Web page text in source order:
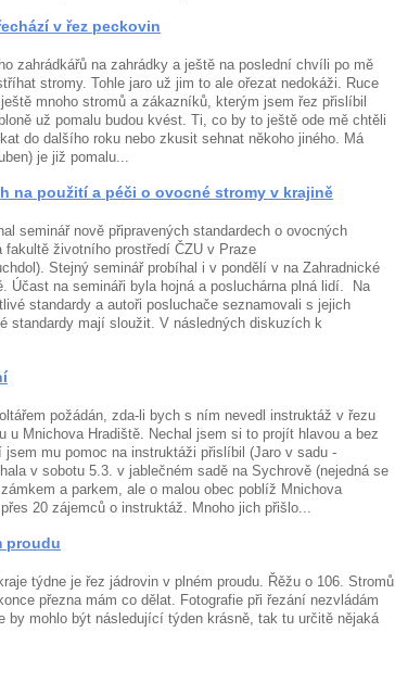
v řez peckovin
zahrádkářů na zahrádky a ještě na poslední chvíli po mě
stromy. Tohle jaro už jim to ale ořezat nedokáži. Ruce
mnoho stromů a zákazníků, kterým jsem řez přislíbil
už pomalu budou kvést. Ti, co by to ještě ode mě chtěli
do dalšího roku nebo zkusit sehnat někoho jiného. Má
je již pomalu...
na použití a péči o ovocné stromy v krajině
seminář nově připravených standardech o ovocných
fakultě životního prostředí ČZU v Praze
Stejný seminář probíhal i v pondělí v na Zahradnické
Účast na semináři byla hojná a posluchárna plná lidí. Na
standardy a autoři posluchače seznamovali s jejich
standardy mají sloužit. V následných diskuzích k
požádán, zda-li bych s ním nevedl instruktáž v řezu
u Mnichova Hradiště. Nechal jsem si to projít hlavou a bez
mu pomoc na instruktáži přislíbil (Jaro v sadu -
v sobotu 5.3. v jablečném sadě na Sychrově (nejedná se
a parkem, ale o malou obec poblíž Mnichova
20 zájemců o instruktáž. Mnoho jich přišlo...
proudu
týdne je řez jádrovin v plném proudu. Řěžu o 106. Stromů
přezna mám co dělat. Fotografie při řezání nezvládám
by mohlo být následující týden krásně, tak tu určitě nějaká